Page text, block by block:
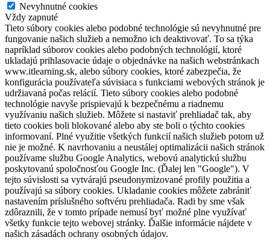
Nevyhnutné cookies
Vždy zapnuté
Tieto súbory cookies alebo podobné technológie sú nevyhnutné pre
fungovanie našich služieb a nemožno ich deaktivovať. To sa týka
napríklad súborov cookies alebo podobných technológií, ktoré
ukladajú prihlasovacie údaje o objednávke na našich webstránkach
www.itlearning.sk, alebo súbory cookies, ktoré zabezpečia, že
konfigurácia používateľa súvisiaca s funkciami webových stránok je
udržiavaná počas relácií. Tieto súbory cookies alebo podobné
technológie navyše prispievajú k bezpečnému a riadnemu
využívaniu našich služieb. Môžete si nastaviť prehliadač tak, aby
tieto cookies boli blokované alebo aby ste boli o týchto cookies
informovaní. Plné využitie všetkých funkcií našich služieb potom už
nie je možné. K navrhovaniu a neustálej optimalizácii našich stránok
používame službu Google Analytics, webovú analytickú službu
poskytovanú spoločnosťou Google Inc. (Ďalej len "Google"). V
tejto súvislosti sa vytvárajú pseudonymizované profily použitia a
používajú sa súbory cookies. Ukladanie cookies môžete zabrániť
nastavením príslušného softvéru prehliadača. Radi by sme však
zdôraznili, že v tomto prípade nemusí byť možné plne využívať
všetky funkcie tejto webovej stránky. Ďalšie informácie nájdete v
našich zásadách ochrany osobných údajov.